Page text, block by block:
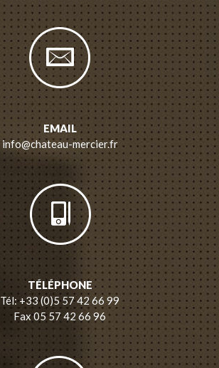
EMAIL
info@chateau-mercier.fr
TÉLÉPHONE
Tél: +33 (0)5 57 42 66 99
Fax 05 57 42 66 96